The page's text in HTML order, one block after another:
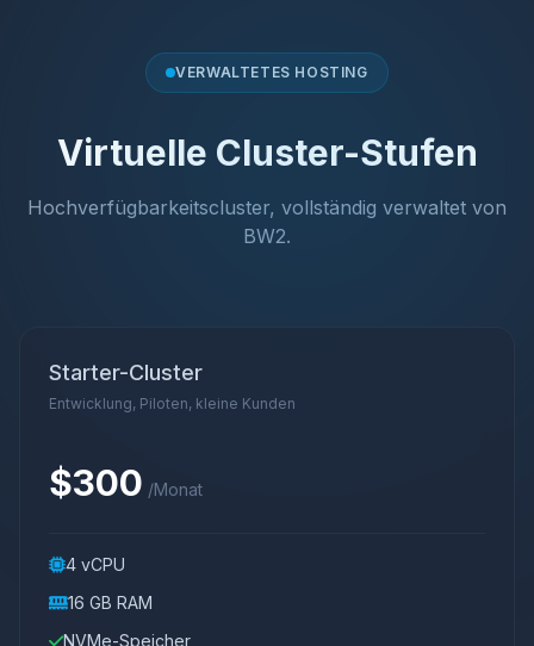
VERWALTETES HOSTING
Virtuelle Cluster-Stufen
Hochverfügbarkeitscluster, vollständig verwaltet von
BW2.
Starter-Cluster
Entwicklung, Piloten, kleine Kunden
$300 /Monat
4 vCPU
16 GB RAM
NVMe-Speicher